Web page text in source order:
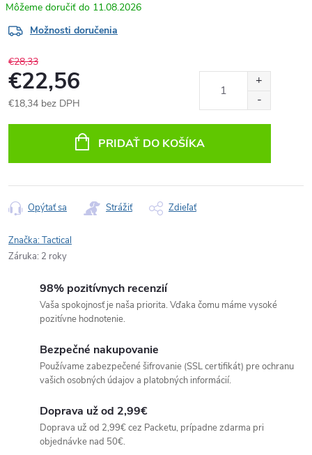
11.08.2026
Možnosti doručenia
€28,33
€22,56
€18,34 bez DPH
PRIDAŤ DO KOŠÍKA
Opýtať sa Strážiť Zdieľať
Značka:Tactical
Záruka: 2 roky
98% pozitívnych recenzií
Vaša spokojnosť je naša priorita. Vďaka čomu máme vysoké
pozitívne hodnotenie.
Bezpečné nakupovanie
Používame zabezpečené šifrovanie (SSL certifikát) pre ochranu
vašich osobných údajov a platobných informácií.
Doprava už od 2,99€
Doprava už od 2,99€ cez Packetu, prípadne zdarma pri
objednávke nad 50€.